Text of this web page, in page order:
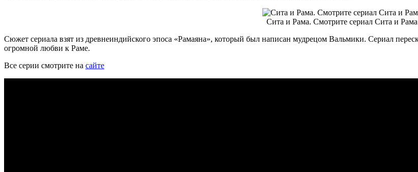
Сита и Рама. Смотрите сериал Сита и Рама
Сюжет сериала взят из древнеиндийского эпоса «Рамаяна», который был написан мудрецом Вальмики. Сериал
огромной любви к Раме.
Все серии смотрите на сайте